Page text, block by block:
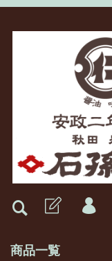
商品一覧